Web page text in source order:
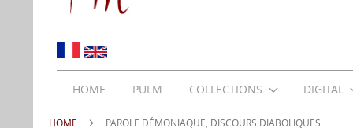
HOME PULM COLLECTIONS DIGITAL
HOME PAROLE DÉMONIAQUE, DISCOURS DIABOLIQUES